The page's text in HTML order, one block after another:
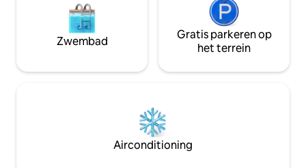
appartement in een onlangs
gerestaureerd historisch herenhuis.
Ideaal gelegen in een rustige woonstraat
op 5 minuten lopen van York Minster en
zijn musea, goede restaurants en
ongewone en aandacht voor detail
hebben Afgestudeerden van het Royal
College of Art David en Anita het
perfecte, dromerige uitje gecreëerd.
Zwembad
Gratis parkeren op
het terrein
Airconditioning